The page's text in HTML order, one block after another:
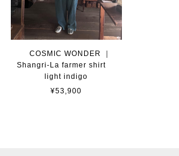
COSMIC WONDER ｜
Shangri-La farmer shirt
light indigo
¥53,900